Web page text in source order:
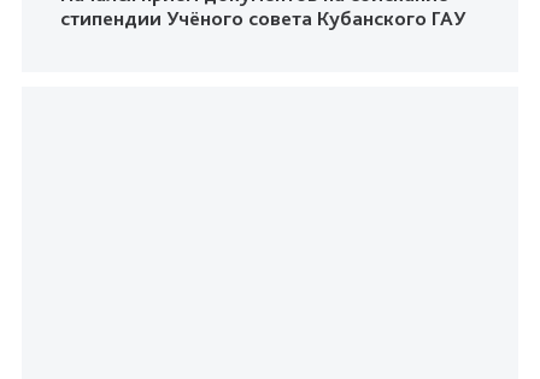
стипендии Учёного совета Кубанского ГАУ